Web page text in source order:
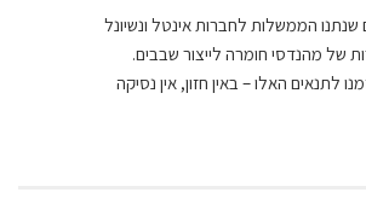
הממשלות לחברות אינטל ונשיונל
של מהנדסי חומרה לייצור שבבים.
לתנאים האלו – באין חזון, אין נסיקה